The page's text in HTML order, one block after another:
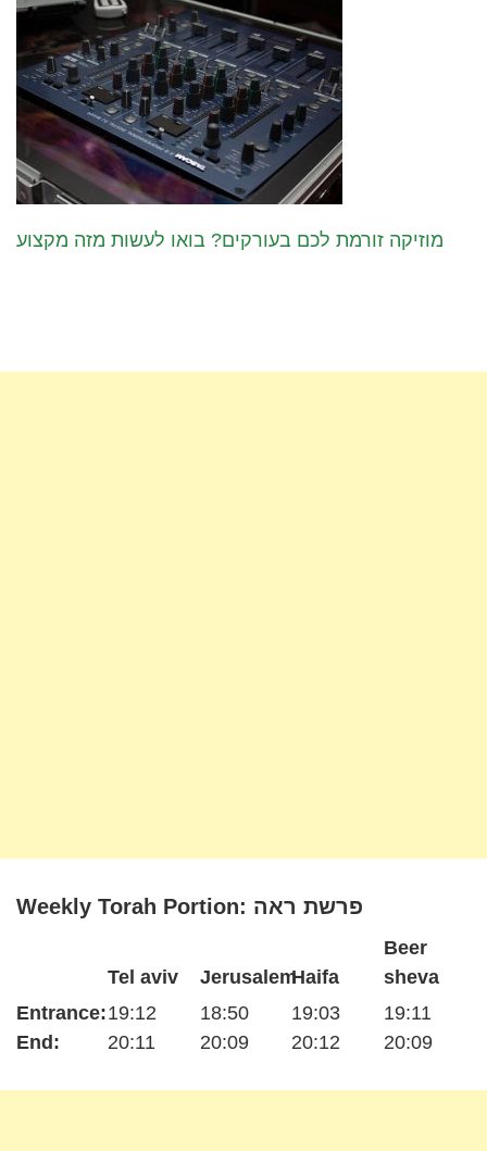
מוזיקה זורמת לכם בעורקים? בואו לעשות מזה מקצוע
Weekly Torah Portion: פרשת ראה
Entrance:
End:
Tel aviv
19:12
20:11
Jerusalem
18:50
20:09
Haifa
19:03
20:12
Beer
sheva
19:11
20:09